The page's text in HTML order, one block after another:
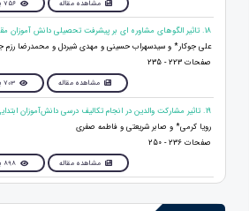
مشاهده مقاله 756 بازدید
18. تاثیر الگوهای مشاوره‌ ای بر پیشرفت تحصیلی دانش‌ آموزان مقطع دبیرستان
علی جوکار* و سیدسهراب حسینی و مهدی شیردل و محمدرضا رزم
صفحات 223 - 235
مشاهده مقاله 703 بازدید
19. تاثیر مشارکت والدین در انجام تکالیف درسی دانش‌آموزان ابتدایی و پیشرفت تحصیلی آن‌ ها
رویا کرمی* و صابر شریعتی و فاطمه صفری
صفحات 236 - 250
مشاهده مقاله 898 بازدید